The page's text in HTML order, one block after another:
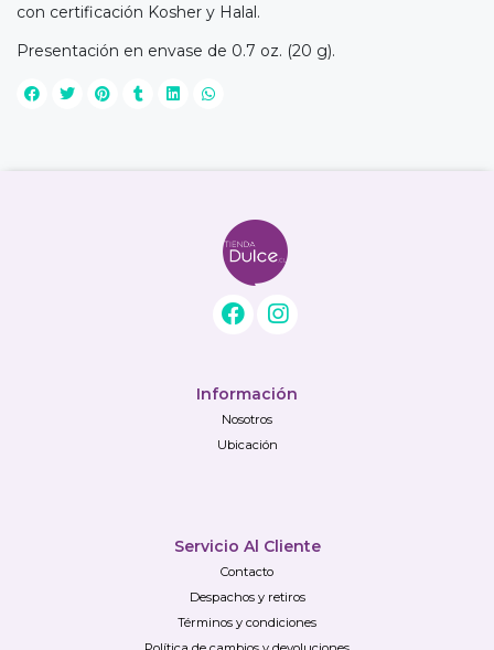
con certificación Kosher y Halal.
Presentación en envase de 0.7 oz. (20 g).
Información
Nosotros
Ubicación
Servicio Al Cliente
Contacto
Despachos y retiros
Términos y condiciones